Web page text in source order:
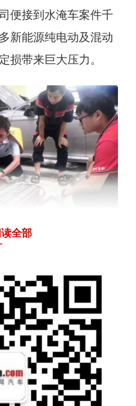
便接到水淹车案件千
新能源纯电动及混动
损带来巨大压力。
低压电工资质与汽车
州的邦邦汽服低碳损
永强临危受命，在接
的邀请后立刻动身，
”特大级别水灾的工
专业技术指导与培
全部